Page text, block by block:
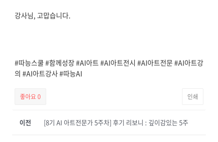
강사님, 고맙습니다.
#따능스쿨 #함께성장#AI아트#AI아트전시 #AI아트전문 #AI아트강
의 #AI아트강사#따능AI
좋아요0 인쇄
이전 [8기 AI 아트전문가 5주차] 후기 리보니 : 깊이감있는 5주